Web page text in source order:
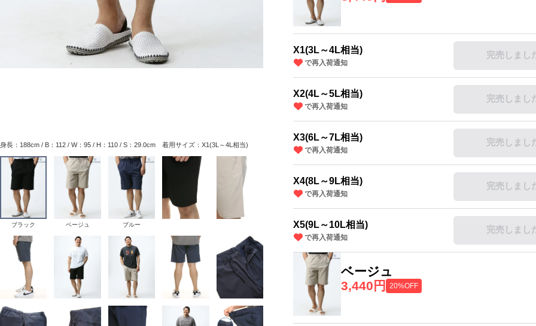
X1(3L～4L相当)
で再入荷通知
完売しまし
X2(4L～5L相当)
で再入荷通知
完売しまし
X3(6L～7L相当)
で再入荷通知
完売しまし
X4(8L～9L相当)
で再入荷通知
完売しまし
X5(9L～10L相当)
で再入荷通知
完売しまし
ベージュ
3,440円
20%OFF
身長：188cm / B：112 / W：95 / H：110 / S：29.0cm 着用サイズ：X1(3L～4L相当)
ブラック ベージュ ブルー